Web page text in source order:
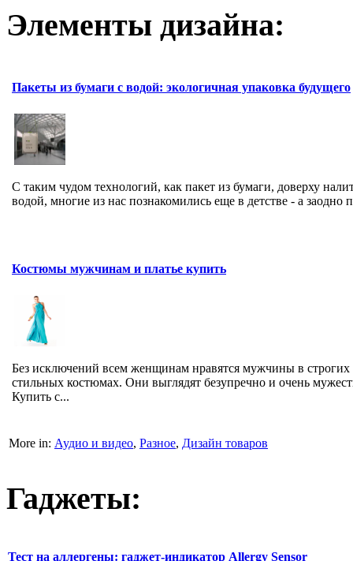
Элементы дизайна:
Пакеты из бумаги с водой: экологичная упаковка будущего
С таким чудом технологий, как пакет из бумаги, доверху
водой, многие из нас познакомились еще в детстве - а заодно
Костюмы мужчинам и платье купить
Без исключений всем женщинам нравятся мужчины в строгих
стильных костюмах. Они выглядят безупречно и очень
Купить с...
More in: Аудио и видео, Разное, Дизайн товаров
Гаджеты:
Тест на аллергены: гаджет-индикатор Allergy Sensor